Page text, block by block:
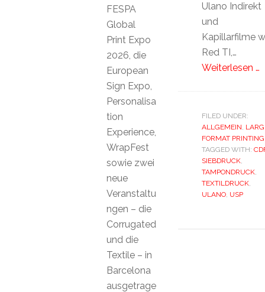
Ulano Indirekt
und
Kapillarfilme
Red TI,…
Weiterlesen …
FILED UNDER:
ALLGEMEIN,
FORMAT PRINTING
TAGGED WITH:
SIEBDRUCK,
TAMPONDRUCK,
TEXTILDRUCK,
ULANO, USP
FESPA
Global
Print Expo
2026, die
European
Sign Expo,
Personalisa
tion
Experience,
WrapFest
sowie zwei
neue
Veranstaltu
ngen – die
Corrugated
und die
Textile – in
Barcelona
ausgetrage